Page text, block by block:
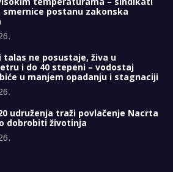
smernice postanu zakonska
talas ne posustaje, živa u
i do 40 stepeni – vodostaj
u manjem opadanju i stagnaciji
udruženja traži povlačenje Nacrta
dobrobiti životinja